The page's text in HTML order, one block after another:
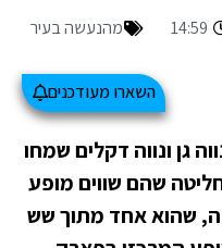
14:59 מהנעשה בעיר
השארו מעודכנים
גן ונווה דקלים שמחו
שהם שווים מופע
שהוא אחד מתוך שש